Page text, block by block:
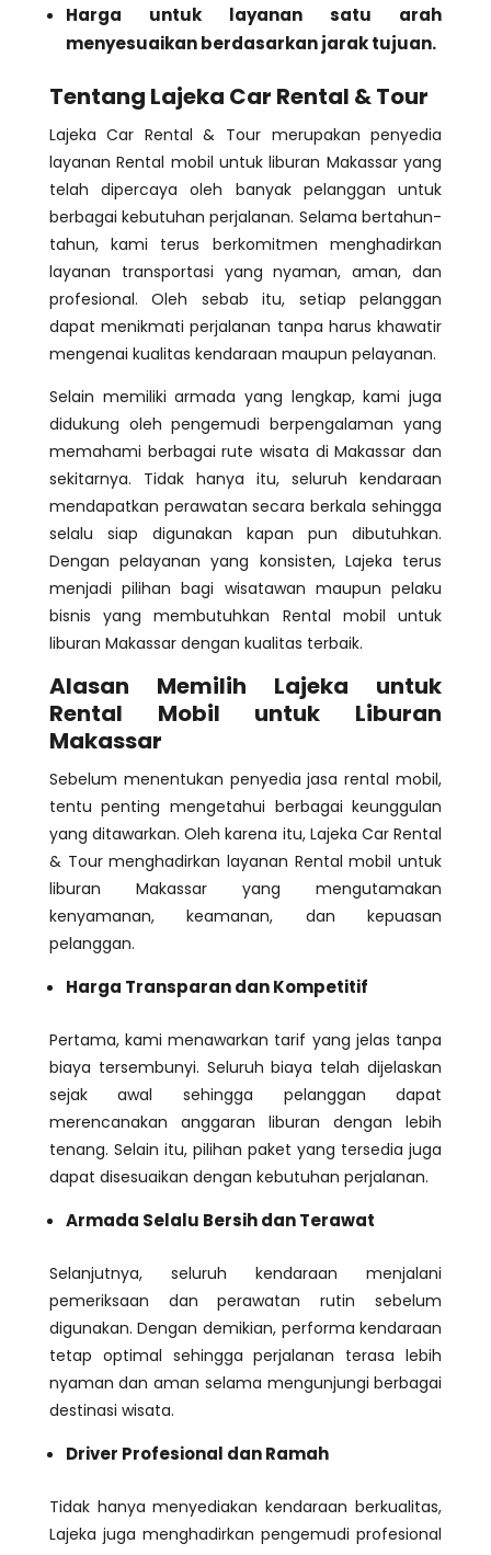
Harga untuk layanan satu arah
menyesuaikan berdasarkan jarak tujuan.
Tentang Lajeka Car Rental & Tour
Lajeka Car Rental & Tour merupakan penyedia
layanan Rental mobil untuk liburan Makassar yang
telah dipercaya oleh banyak pelanggan untuk
berbagai kebutuhan perjalanan. Selama bertahun-
tahun, kami terus berkomitmen menghadirkan
layanan transportasi yang nyaman, aman, dan
profesional. Oleh sebab itu, setiap pelanggan
dapat menikmati perjalanan tanpa harus khawatir
mengenai kualitas kendaraan maupun pelayanan.
Selain memiliki armada yang lengkap, kami juga
didukung oleh pengemudi berpengalaman yang
memahami berbagai rute wisata di Makassar dan
sekitarnya. Tidak hanya itu, seluruh kendaraan
mendapatkan perawatan secara berkala sehingga
selalu siap digunakan kapan pun dibutuhkan.
Dengan pelayanan yang konsisten, Lajeka terus
menjadi pilihan bagi wisatawan maupun pelaku
bisnis yang membutuhkan Rental mobil untuk
liburan Makassar dengan kualitas terbaik.
Alasan Memilih Lajeka untuk
Rental Mobil untuk Liburan
Makassar
Sebelum menentukan penyedia jasa rental mobil,
tentu penting mengetahui berbagai keunggulan
yang ditawarkan. Oleh karena itu, Lajeka Car Rental
& Tour menghadirkan layanan Rental mobil untuk
liburan Makassar yang mengutamakan
kenyamanan, keamanan, dan kepuasan
pelanggan.
Harga Transparan dan Kompetitif
Pertama, kami menawarkan tarif yang jelas tanpa
biaya tersembunyi. Seluruh biaya telah dijelaskan
sejak awal sehingga pelanggan dapat
merencanakan anggaran liburan dengan lebih
tenang. Selain itu, pilihan paket yang tersedia juga
dapat disesuaikan dengan kebutuhan perjalanan.
Armada Selalu Bersih dan Terawat
Selanjutnya, seluruh kendaraan menjalani
pemeriksaan dan perawatan rutin sebelum
digunakan. Dengan demikian, performa kendaraan
tetap optimal sehingga perjalanan terasa lebih
nyaman dan aman selama mengunjungi berbagai
destinasi wisata.
Driver Profesional dan Ramah
Tidak hanya menyediakan kendaraan berkualitas,
Lajeka juga menghadirkan pengemudi profesional